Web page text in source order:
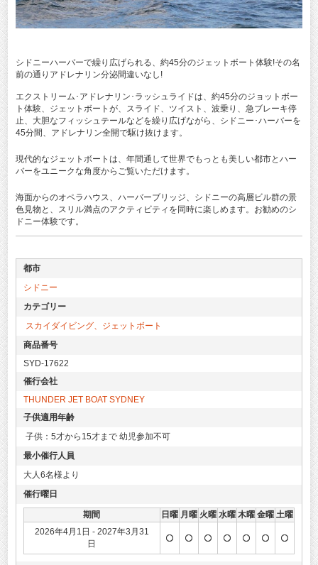
シドニーハーバーで繰り広げられる、約45分のジェットボート体験!その名
前の通りアドレナリン分泌間違いなし!
エクストリーム･アドレナリン･ラッシュライドは、約45分のジョットボー
ト体験、ジェットボートが、スライド、ツイスト、波乗り、急ブレーキ停
止、大胆なフィッシュテールなどを繰り広げながら、シドニー･ハーバーを
45分間、アドレナリン全開で駆け抜けます。
現代的なジェットボートは、年間通して世界でもっとも美しい都市とハー
バーをユニークな角度からご覧いただけます。
海面からのオペラハウス、ハーバーブリッジ、シドニーの高層ビル群の景
色見物と、スリル満点のアクティビティを同時に楽しめます。お勧めのシ
ドニー体験です。
都市
シドニー
カテゴリー
スカイダイビング、ジェットボート
商品番号
SYD-17622
催行会社
THUNDER JET BOAT SYDNEY
子供適用年齢
子供：5才から15才まで 幼児参加不可
最小催行人員
大人6名様より
催行曜日
期間 日曜 月曜 火曜 水曜 木曜 金曜 土曜
2026年4月1日 - 2027年3月31
日